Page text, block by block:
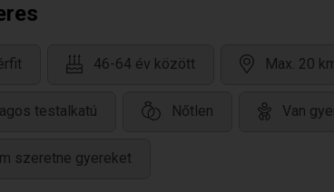
46-64 év között Max. 20
testalkatú Nőtlen Van
szeretne gyereket